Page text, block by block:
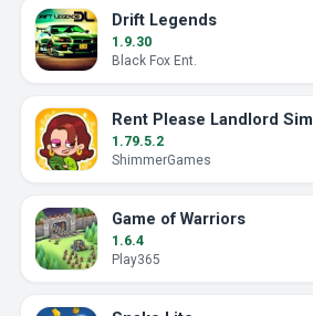
Drift Legends
1.9.30
Black Fox Ent.
Rent Please Landlord Sim
1.79.5.2
ShimmerGames
Game of Warriors
1.6.4
Play365